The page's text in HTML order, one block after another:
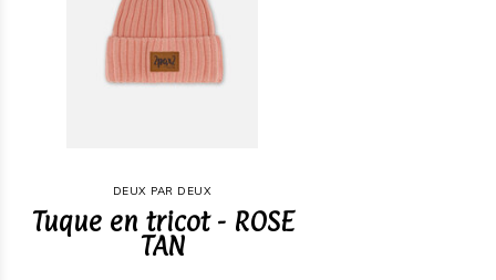
DEUX PAR DEUX
Tuque en tricot - ROSE
TAN